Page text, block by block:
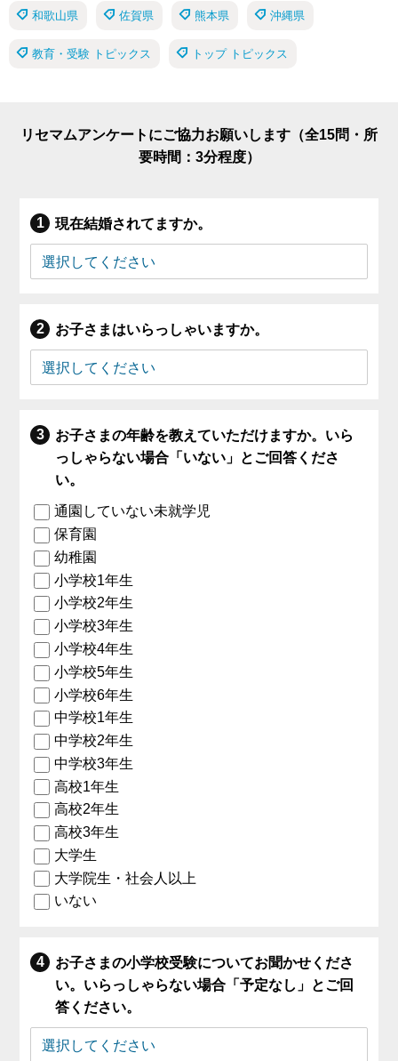
和歌山県 佐賀県 熊本県 沖縄県
教育・受験 トピックス トップ トピックス
リセマムアンケートにご協力お願いします（全15問・所
要時間：3分程度）
現在結婚されてますか。
お子さまはいらっしゃいますか。
お子さまの年齢を教えていただけますか。いら
っしゃらない場合「いない」とご回答くださ
い。
通園していない未就学児
保育園
幼稚園
小学校1年生
小学校2年生
小学校3年生
小学校4年生
小学校5年生
小学校6年生
中学校1年生
中学校2年生
中学校3年生
高校1年生
高校2年生
高校3年生
大学生
大学院生・社会人以上
いない
お子さまの小学校受験についてお聞かせくださ
い。いらっしゃらない場合「予定なし」とご回
答ください。